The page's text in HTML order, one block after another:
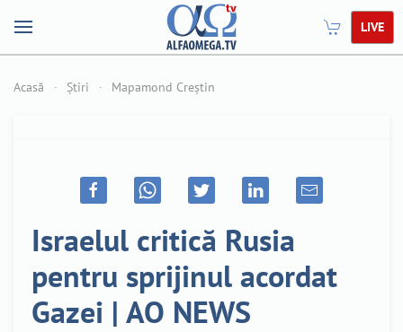
LIVE
Acasă Știri Mapamond Creștin
Israelul critică Rusia
pentru sprijinul acordat
Gazei | AO NEWS